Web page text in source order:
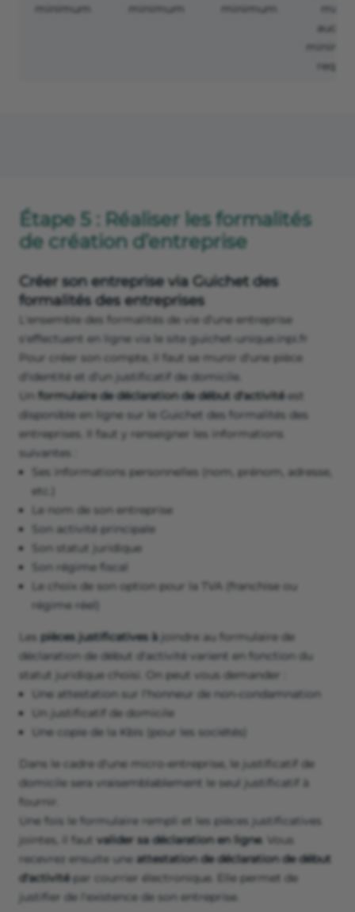
minimum
minimum
minimum
mais
aucun
requis
Étape 5 : Réaliser les formalités
de création d’entreprise
Créer son entreprise via Guichet des
formalités des entreprises
L'ensemble des formalités de vie d'une entreprise
s'effectuent en ligne via le site guichet-unique.inpi.fr
Pour créer son compte, il faut se munir d'une pièce
d'identité et d'un justificatif de domicile.
Un formulaire de déclaration de début d'activitéest
disponible en ligne sur le Guichet des formalités des
entreprises. Il faut y renseigner les informations
suivantes :
Ses informations personnelles (nom, prénom, adresse,
etc.)
Le nom de son entreprise
Son activité principale
Son statut juridique
Son régime fiscal
Le choix de son option pour la TVA (franchise ou
régime réel)
Les pièces justificatives àjoindre au formulaire de
déclaration de début d'activité varient en fonction du
statut juridique choisi. On peut vous demander :
Une attestation sur l'honneur de non-condamnation
Un justificatif de domicile
Une copie de la Kbis (pour les sociétés)
Dans le cadre d'une micro-entreprise, le justificatif de
domicile sera vraisemblablement le seul justificatif à
fournir.
Une fois le formulaire rempli et les pièces justificatives
jointes, il faut valider sa déclaration en ligne. Vous
recevrez ensuite une attestation de déclaration de début
d'activité par courrier électronique. Elle permet de
justifier de l'existence de son entreprise.